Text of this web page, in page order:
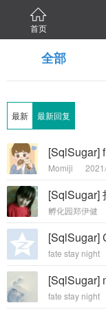
首页
全部
最新 最新回复
Momiji
[SqlSugar]
孵化园郑伊健
fate stay night
[SqlSugar]
fate stay night